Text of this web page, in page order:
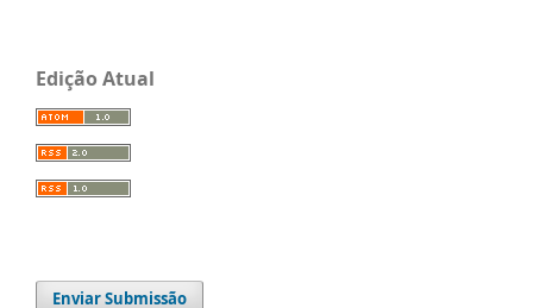
Edição Atual
Enviar Submissão